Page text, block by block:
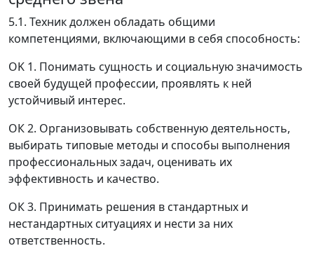
5.1. Техник должен обладать общими
компетенциями, включающими в себя способность:
OK 1. Понимать сущность и социальную значимость
своей будущей профессии, проявлять к ней
устойчивый интерес.
ОК 2. Организовывать собственную деятельность,
выбирать типовые методы и способы выполнения
профессиональных задач, оценивать их
эффективность и качество.
ОК 3. Принимать решения в стандартных и
нестандартных ситуациях и нести за них
ответственность.